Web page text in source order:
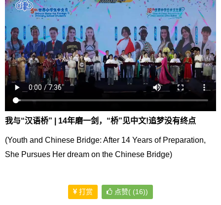
我与“汉语桥” | 14年磨一剑，“桥”见中文!追梦没有终点
(Youth and Chinese Bridge: After 14 Years of Preparation,
She Pursues Her dream on the Chinese Bridge)
打赏 点赞( (16))